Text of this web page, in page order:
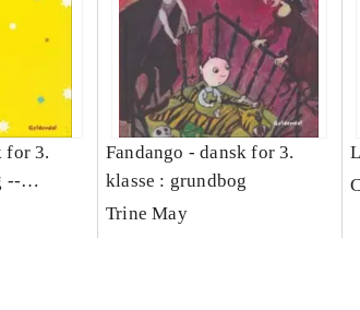
for 3.
--
Fandango - dansk for 3.
klasse : grundbog
Trine May